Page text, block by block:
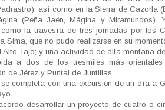
así como en la Sierra de Cazorla
(Peña Jaén, Mágina y Miramundos).
la travesía de tres jornadas por los
Sima, que no pudo realizarse en su
Alto Tajo; y una actividad de alta montaña
a dos de los tresmiles más orientales
de Jérez y Puntal de Juntillas.
completa con una excursión de un día a
desarrollar un proyecto de cuatro o